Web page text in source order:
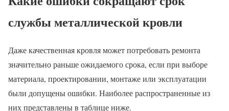
службы металлической кровли
Даже качественная кровля может потребовать ремонта
значительно раньше ожидаемого срока, если при выборе
материала, проектировании, монтаже или эксплуатации
были допущены ошибки. Наиболее распространенные из
них представлены в таблице ниже.